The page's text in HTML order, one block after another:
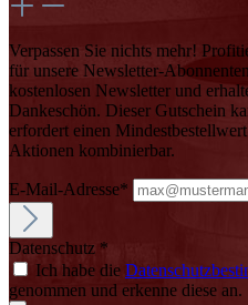
Verpassen Sie nichts mehr!
für unsere Newsletter-
kostenlosen Newsletter und
Dankeschön. Dieser Gutschein
erfordert einen
Aktionen kombinierbar.
E-Mail-Adresse*
Datenschutz *
Ich habe die
genommen und erkenne diese an.